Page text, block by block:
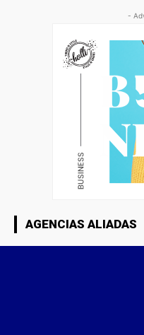
-
AGENCIAS ALIADAS